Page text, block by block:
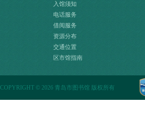
入馆须知
电话服务
借阅服务
资源分布
交通位置
区市馆指南
COPYRIGHT © 2026 青岛市图书馆 版权所有